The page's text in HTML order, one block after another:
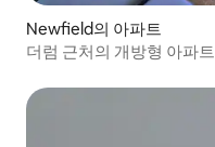
Newfield의 아파트
더럼 근처의 개방형 아파트